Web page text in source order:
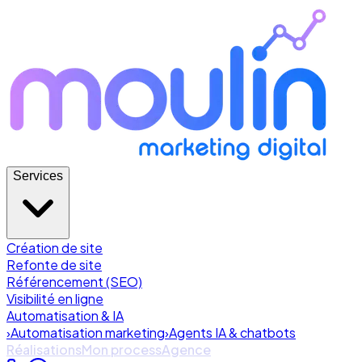
Services
Création de site
Refonte de site
Référencement (SEO)
Visibilité en ligne
Automatisation & IA
›Automatisation marketing›Agents IA & chatbots
RéalisationsMon processAgence